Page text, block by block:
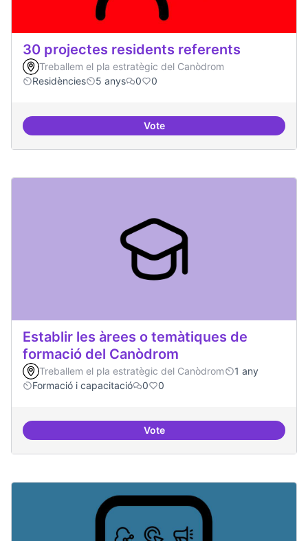
30 projectes residents referents
Treballem el pla estratègic del Canòdrom
Residències
5 anys 0 0
Vote30 projectes residents referents
Establir les àrees o temàtiques de
formació del Canòdrom
Treballem el pla estratègic del Canòdrom
1 any
Formació i capacitació
0 0
VoteEstablir les àrees o temàtiques